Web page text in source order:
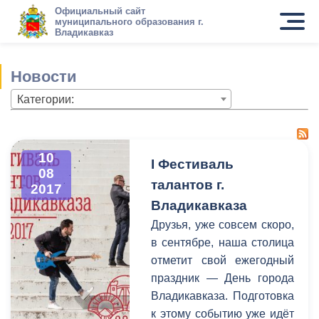
Официальный сайт
муниципального образования г.
Владикавказ
Новости
Категории:
10
08
2017
I Фестиваль
талантов г.
Владикавказа
Друзья, уже совсем скоро,
в сентябре, наша столица
отметит свой ежегодный
праздник — День города
Владикавказа. Подготовка
к этому событию уже идёт